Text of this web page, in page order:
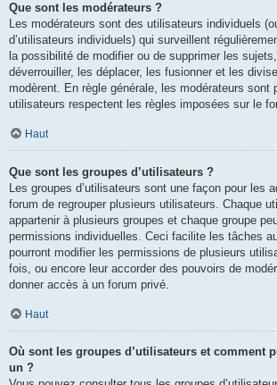
Que sont les modérateurs ?
Les modérateurs sont des utilisateurs individuels
d’utilisateurs individuels) qui surveillent
la possibilité de modifier ou de supprimer les
déverrouiller, les déplacer, les fusionner et les
modèrent. En règle générale, les modérateurs sont
utilisateurs respectent les règles imposées sur le
Haut
Que sont les groupes d’utilisateurs ?
Les groupes d’utilisateurs sont une façon pour les
forum de regrouper plusieurs utilisateurs. Chaque
appartenir à plusieurs groupes et chaque groupe
permissions individuelles. Ceci facilite les tâches
pourront modifier les permissions de plusieurs
fois, ou encore leur accorder des pouvoirs de
donner accès à un forum privé.
Haut
Où sont les groupes d’utilisateurs et comment
un ?